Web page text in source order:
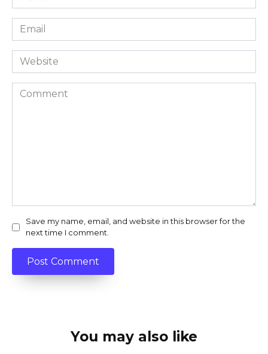
*
Email
*
Website
Comment
Save my name, email, and website in this browser for the
next time I comment.
You may also like